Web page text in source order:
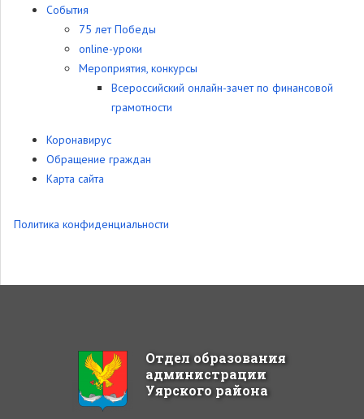
События
75 лет Победы
online-уроки
Мероприятия, конкурсы
Всероссийский онлайн-зачет по финансовой
грамотности
Коронавирус
Обращение граждан
Карта сайта
Политика конфиденциальности
Отдел образования
администрации
Уярского района